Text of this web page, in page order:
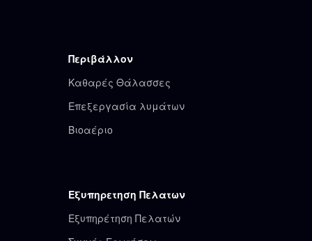
Περιβάλλον
Καθαρές Θάλασσες
Επεξεργασία λυμάτων
Βιοαέριο
Εξυπηρετηση Πελατων
Εξυπηρέτηση Πελατών